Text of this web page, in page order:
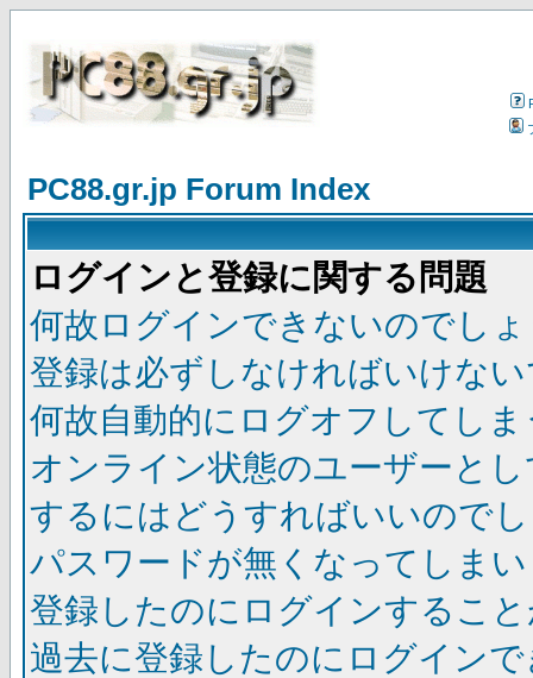
PC88.gr.jp Forum Index
ログインと登録に関する問題
何故ログインできないのでし
登録は必ずしなければいけな
何故自動的にログオフしてし
オンライン状態のユーザーと
するにはどうすればいいので
パスワードが無くなってしま
登録したのにログインするこ
過去に登録したのにログイン